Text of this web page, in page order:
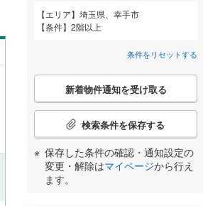
エリア
埼玉県、幸手市
条件
2階以上
条件をリセットする
こ
検
条
件
新着物件通知を受け取る
検索条件を保存する
保存した条件の確認・通知設定の
変更・解除はマイページから行え
ます。
鹿児島
条件をリセットする
入間市(59)
(23)
富士見市(39)
坂戸市(19)
日高市 ( 0)
条件をリセットする
条件をリセットする
条件をリセットする
条件をリセットする
2階以上（5）
最上階（0）
制震構造（0）
低層マンション（4階建て以
下）（0
条件をリセットする